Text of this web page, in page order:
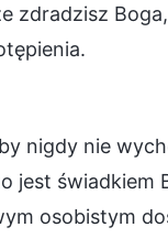
zdradzisz
nigdy nie
jest świadkiem
osobistym